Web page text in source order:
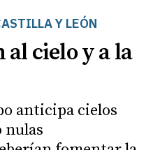
Y LEÓN
cielo y a la
anticipa cielos
nulas